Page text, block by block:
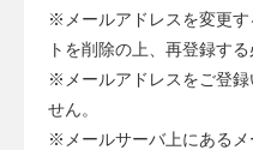
※メールアドレスを変更
トを削除の上、再登録する
※メールアドレスをご登録
せん。
※メールサーバ上にあるメ